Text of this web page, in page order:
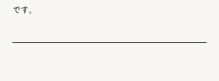
です。